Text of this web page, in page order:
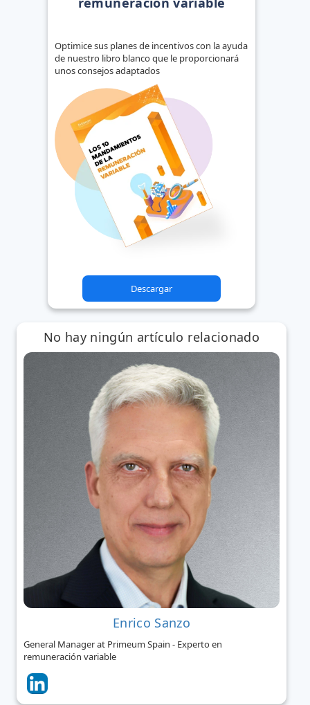
Optimice sus planes de incentivos con la ayuda
de nuestro libro blanco que le proporcionará
unos consejos adaptados
Descargar
No hay ningún artículo relacionado
Enrico Sanzo
General Manager at Primeum Spain - Experto en
remuneración variable